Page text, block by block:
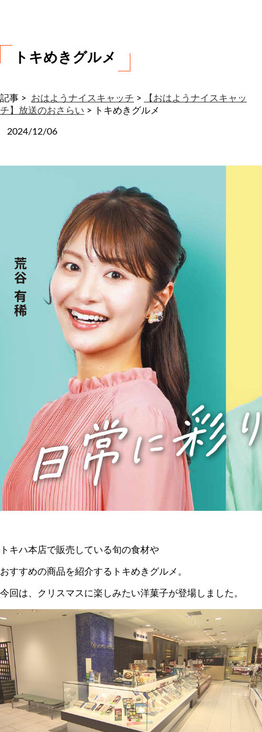
トキめきグルメ
記事 > おはようナイスキャッチ >
【おはようナイスキャッ
チ】放送のおさらい > トキめきグルメ
2024/12/06
トキハ本店で販売している旬の食材や
おすすめの商品を紹介するトキめきグルメ。
今回は、クリスマスに楽しみたい洋菓子が登場しました。